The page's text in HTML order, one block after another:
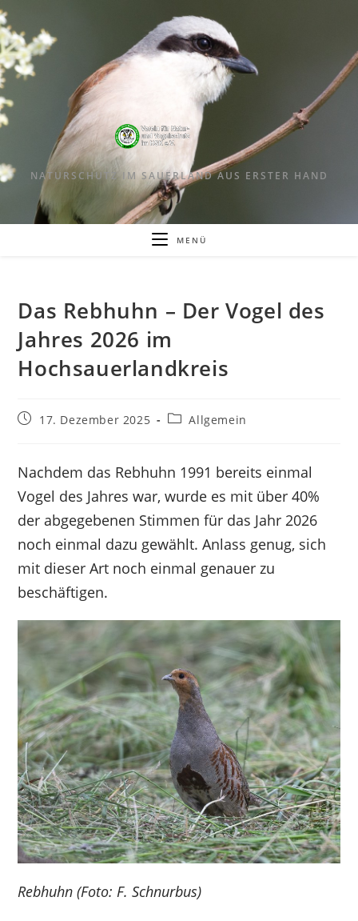
Zum
Inhalt
springen
NATURSCHUTZ IM SAUERLAND AUS ERSTER HAND
MENÜ
Das Rebhuhn – Der Vogel des
Jahres 2026 im
Hochsauerlandkreis
Beitrag17. Dezember 2025
Beitrags-
Allgemein
Nachdem das Rebhuhn 1991 bereits einmal
Vogel des Jahres war, wurde es mit über 40%
der abgegebenen Stimmen für das Jahr 2026
noch einmal dazu gewählt. Anlass genug, sich
mit dieser Art noch einmal genauer zu
beschäftigen.
Rebhuhn (Foto: F. Schnurbus)